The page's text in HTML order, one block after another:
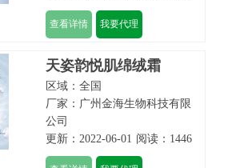
查看详情 我要代理
天姿韵悦肌绵绒霜
区域：全国
厂家： 广州金海生物科技有限
公司
更新：2022-06-01 阅读：1446